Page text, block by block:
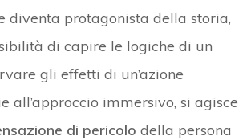
diventa protagonista della storia,
di capire le logiche di un
gli effetti di un’azione
all’approccio immersivo, si agisce
di pericolo della persona